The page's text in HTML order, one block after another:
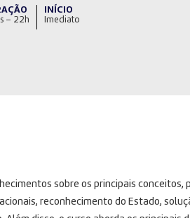
– 22h
INÍCIO
Imediato
sobre os principais conceitos,
reconhecimento do Estado,